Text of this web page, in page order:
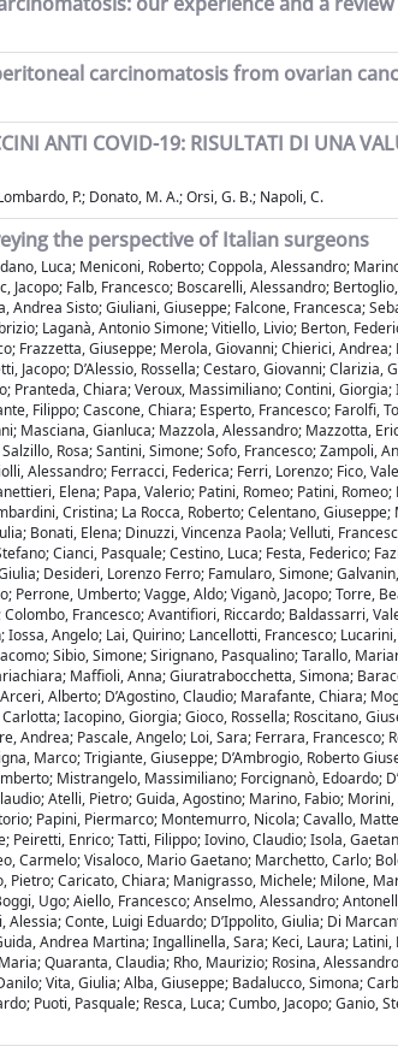
carcinomatosis from ovarian
ANTI COVID-19: RISULTATI DI UNA
P.; Donato, M. A.; Orsi, G. B.; Napoli, C.
the perspective of Italian surgeons
Luca; Meniconi, Roberto; Coppola, Alessandro;
Falb, Francesco; Boscarelli, Alessandro;
Sisto; Giuliani, Giuseppe; Falcone, Francesca;
Laganà, Antonio Simone; Vitiello, Livio; Berton,
Frazzetta, Giuseppe; Merola, Giovanni; Chierici,
D’Alessio, Rossella; Cestaro, Giovanni;
Chiara; Veroux, Massimiliano; Contini,
Filippo; Cascone, Chiara; Esperto, Francesco; Farolfi,
Masciana, Gianluca; Mazzola, Alessandro; Mazzotta,
Rosa; Santini, Simone; Sofo, Francesco; Zampoli,
Alessandro; Ferracci, Federica; Ferri, Lorenzo; Fico,
Elena; Papa, Valerio; Patini, Romeo; Patini,
Cristina; La Rocca, Roberto; Celentano,
Bonati, Elena; Dinuzzi, Vincenza Paola; Velluti,
Cianci, Pasquale; Cestino, Luca; Festa, Federico;
Desideri, Lorenzo Ferro; Famularo, Simone;
Umberto; Vagge, Aldo; Viganò, Jacopo; Torre,
Francesco; Avantifiori, Riccardo; Baldassarri,
Angelo; Lai, Quirino; Lancellotti, Francesco;
Sibio, Simone; Sirignano, Pasqualino; Tarallo,
Maffioli, Anna; Giuratrabocchetta, Simona;
Alberto; D’Agostino, Claudio; Marafante, Chiara;
Iacopino, Giorgia; Gioco, Rossella; Roscitano,
Pascale, Angelo; Loi, Sara; Ferrara, Francesco;
Marco; Trigiante, Giuseppe; D’Ambrogio, Roberto
Mistrangelo, Massimiliano; Forcignanò, Edoardo;
Atelli, Pietro; Guida, Agostino; Marino, Fabio;
Papini, Piermarco; Montemurro, Nicola; Cavallo,
Enrico; Tatti, Filippo; Iovino, Claudio; Isola,
Carmelo; Visaloco, Mario Gaetano; Marchetto, Carlo;
Caricato, Chiara; Manigrasso, Michele; Milone,
Ugo; Aiello, Francesco; Anselmo, Alessandro;
Conte, Luigi Eduardo; D’Ippolito, Giulia; Di
Andrea Martina; Ingallinella, Sara; Keci, Laura;
Quaranta, Claudia; Rho, Maurizio; Rosina,
Vita, Giulia; Alba, Giuseppe; Badalucco, Simona;
Puoti, Pasquale; Resca, Luca; Cumbo, Jacopo; Ganio,